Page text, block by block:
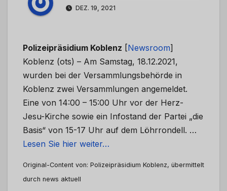
DEZ. 19, 2021
Polizeipräsidium Koblenz [Newsroom]
Koblenz (ots) – Am Samstag, 18.12.2021,
wurden bei der Versammlungsbehörde in
Koblenz zwei Versammlungen angemeldet.
Eine von 14:00 – 15:00 Uhr vor der Herz-
Jesu-Kirche sowie ein Infostand der Partei „die
Basis“ von 15-17 Uhr auf dem Löhrrondell. …
Lesen Sie hier weiter…
Original-Content von: Polizeipräsidium Koblenz, übermittelt
durch news aktuell